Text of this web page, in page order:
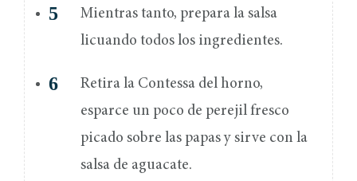
Mientras tanto, prepara la salsa
licuando todos los ingredientes.
Retira la Contessa del horno,
esparce un poco de perejil fresco
picado sobre las papas y sirve con la
salsa de aguacate.